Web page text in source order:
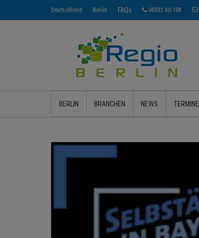
Deutschland Berlin FAQs 06032 80 108
BERLIN BRANCHEN NEWS TERMINE